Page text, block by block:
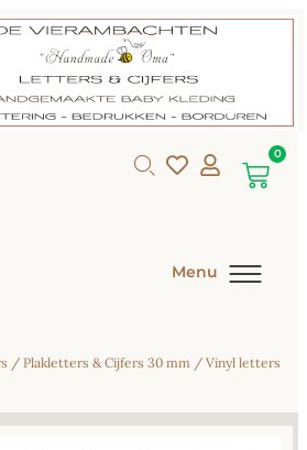
0
Menu
/ Plakletters & Cijfers 30 mm / Vinyl letters